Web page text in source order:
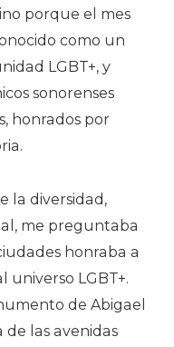
porque el mes
como un
LGBT+, y
sonorenses
honrados por
la diversidad,
me preguntaba
honraba a
universo LGBT+.
de Abigael
las avenidas